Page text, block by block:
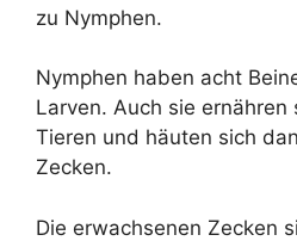
zu Nymphen.
Nymphen haben acht
Larven. Auch sie ernähren
Tieren und häuten sich
Zecken.
Die erwachsenen Zecken